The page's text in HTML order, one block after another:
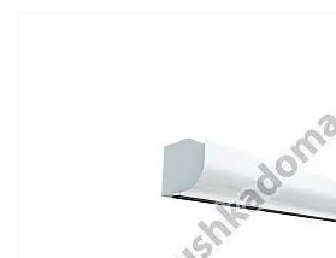
Электрическая воздушно-
Мощность: 6.0/12.0
Скорость воздушного
Объем воздуха: 2700/3100/